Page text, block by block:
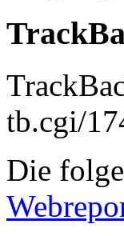
tb.cgi/
Die